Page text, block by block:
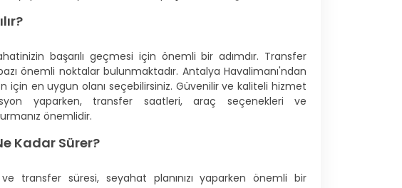
başarılı geçmesi için önemli bir adımdır. Transfer
önemli noktalar bulunmaktadır. Antalya Havalimanı'ndan
için en uygun olanı seçebilirsiniz. Güvenilir ve kaliteli hizmet
yaparken, transfer saatleri, araç seçenekleri ve
önemlidir.
Kadar Sürer?
transfer süresi, seyahat planınızı yaparken önemli bir